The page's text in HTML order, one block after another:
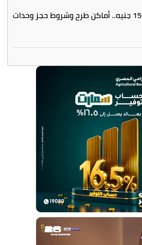
شقة 90 مترًا بـ1500 جنيه.. أماكن طرح وشروط حجز وحدات